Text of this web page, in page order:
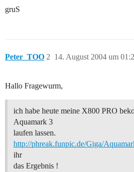
gruS
Peter_TOO 14. August 2004 um
2
Hallo Fragewurm,
ich habe heute meine X800 PRO
Aquamark 3
laufen lassen.
http://phreak.funpic.de/Giga/
ihr
das Ergebnis !